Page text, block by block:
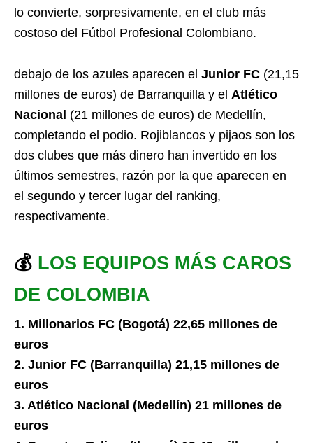
lo convierte, sorpresivamente, en el club más
costoso del Fútbol Profesional Colombiano.
debajo de los azules aparecen el Junior FC (21,15
millones de euros) de Barranquilla y el Atlético
Nacional (21 millones de euros) de Medellín,
completando el podio. Rojiblancos y pijaos son los
dos clubes que más dinero han invertido en los
últimos semestres, razón por la que aparecen en
el segundo y tercer lugar del ranking,
respectivamente.
💰 LOS EQUIPOS MÁS CAROS
DE COLOMBIA
1. Millonarios FC (Bogotá) 22,65 millones de
euros
2. Junior FC (Barranquilla) 21,15 millones de
euros
3. Atlético Nacional (Medellín) 21 millones de
euros